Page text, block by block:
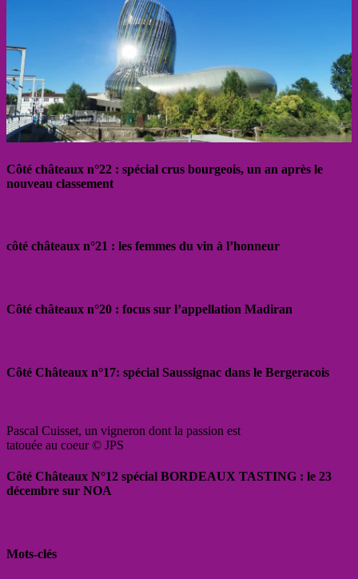
Côté châteaux n°22 : spécial crus bourgeois, un an après le
nouveau classement
côté châteaux n°21 : les femmes du vin à l’honneur
Côté châteaux n°20 : focus sur l’appellation Madiran
Côté Châteaux n°17: spécial Saussignac dans le Bergeracois
Pascal Cuisset, un vigneron dont la passion est
tatouée au coeur © JPS
Côté Châteaux N°12 spécial BORDEAUX TASTING : le 23
décembre sur NOA
Mots-clés